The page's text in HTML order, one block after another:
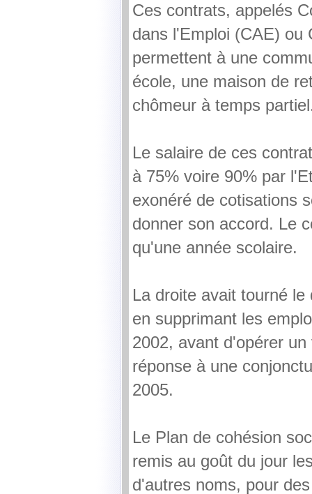
Ces contrats, appelés
dans l'Emploi (CAE) ou
permettent à une
école, une maison de
chômeur à temps
Le salaire de ces
à 75% voire 90% par
exonéré de cotisations
donner son accord. Le
qu'une année scolaire.
La droite avait tourné
en supprimant les
2002, avant d'opérer
réponse à une
2005.
Le Plan de cohésion
remis au goût du jour
d'autres noms, pour